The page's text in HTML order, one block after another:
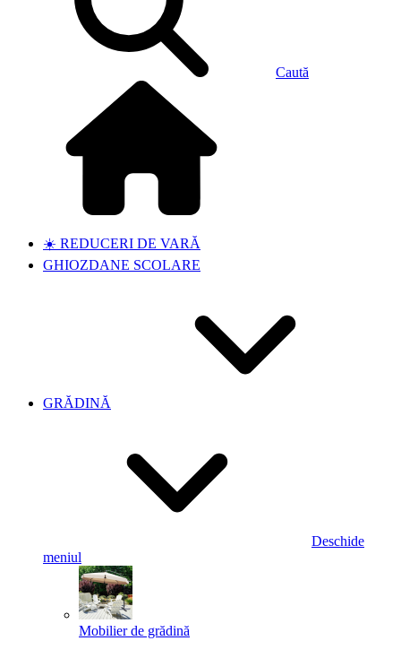
Caută
☀️ REDUCERI DE VARĂ
GHIOZDANE SCOLARE
GRĂDINĂ
Deschide
meniul
Mobilier de grădină